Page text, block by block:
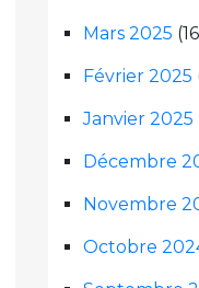
Mars 2025
Février 2025
Janvier 2025
Décembre
Novembre
Octobre